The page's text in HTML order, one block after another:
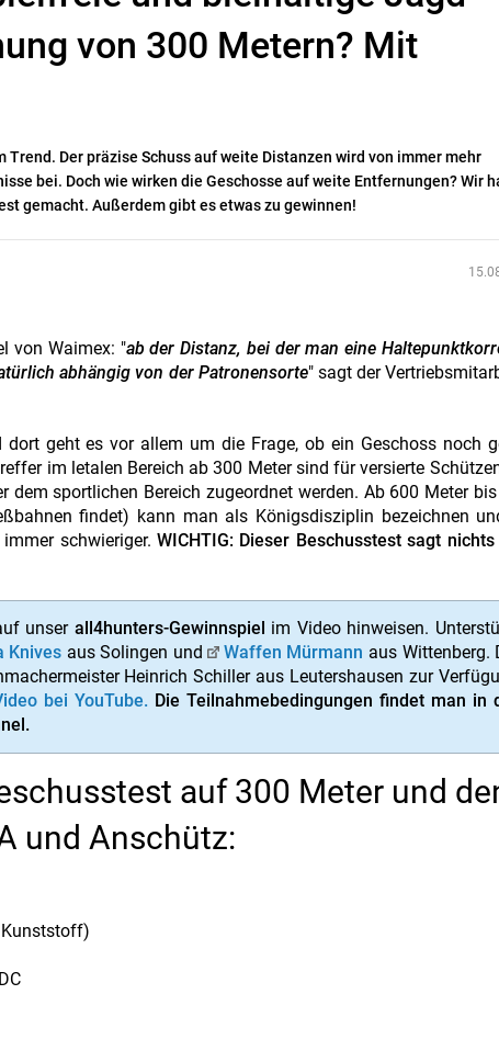
von 300 Metern? Mit
Der präzise Schuss auf weite Distanzen wird von immer mehr
bei. Doch wie wirken die Geschosse auf weite Entfernungen? Wir
gemacht. Außerdem gibt es etwas zu gewinnen!
von Waimex: "ab der Distanz, bei der man eine
abhängig von der Patronensorte" sagt der
geht es vor allem um die Frage, ob ein Geschoss noch
im letalen Bereich ab 300 Meter sind für versierte
sportlichen Bereich zugeordnet werden. Ab 600 Meter
findet) kann man als Königsdisziplin bezeichnen
immer schwieriger.WICHTIG: Dieser Beschusstest sagt
unser all4hunters-Gewinnspiel im Video hinweisen.
Knives aus Solingen und Waffen Mürmann aus Wittenberg.
Heinrich Schiller aus Leutershausen zur
bei YouTube. Die Teilnahmebedingungen findet man in
auf 300 Meter und
und Anschütz:
Kunststoff)